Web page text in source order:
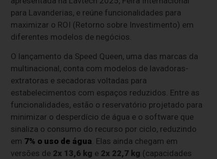
para Lavanderias, e reúne funcionalidades para
maximizar o ROI (Retorno sobre Investimento) em
diferentes modelos de negócios.
O lançamento da Speed Queen, uma das marcas da
multinacional, conta com modelos de lavadoras-
extratoras e secadoras voltadas para
estabelecimentos com espaços reduzidos. Entre as
funcionalidades, estão o reservatório projetado para
minimizar o desperdício de água e o software que
sinaliza o consumo do recurso por ciclo, reduzindo
em 7% o uso de água . Elas ainda chegam em
versões de 2x 13,6 kg e 2x 22,7 kg (capacidades